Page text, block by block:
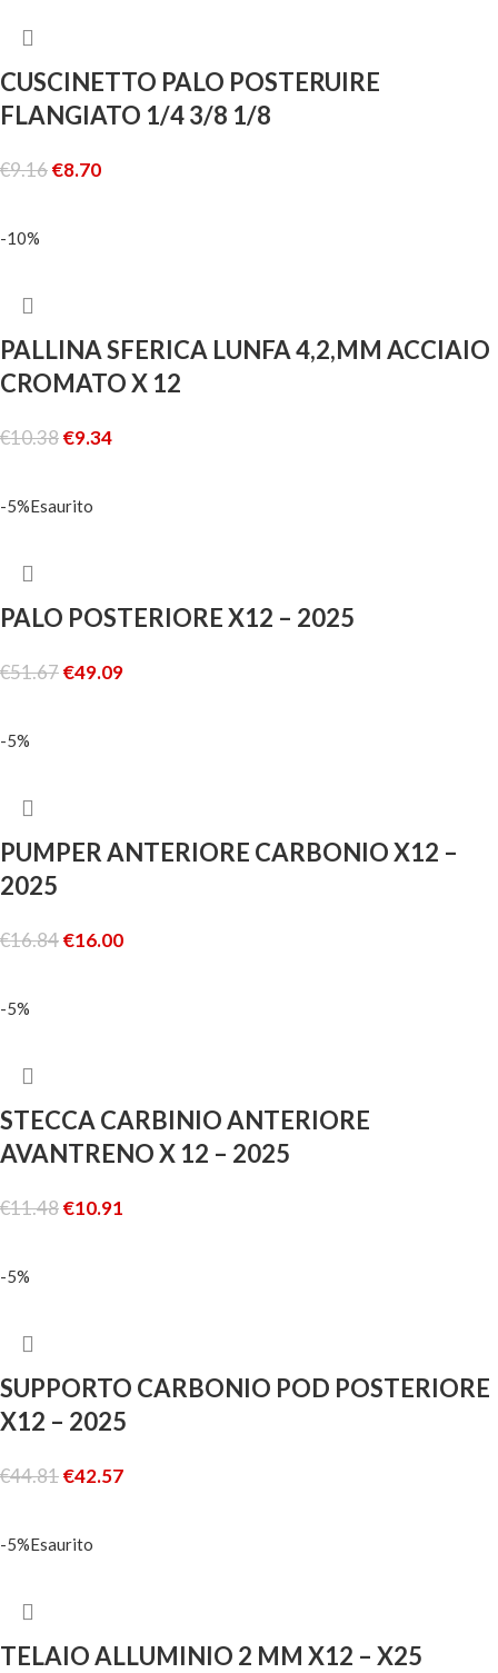
CUSCINETTO PALO POSTERUIRE
FLANGIATO 1/4 3/8 1/8
€9.16€8.70
-10%
PALLINA SFERICA LUNFA 4,2,MM ACCIAIO
CROMATO X 12
€10.38€9.34
-5%Esaurito
PALO POSTERIORE X12 – 2025
€51.67€49.09
-5%
PUMPER ANTERIORE CARBONIO X12 –
2025
€16.84€16.00
-5%
STECCA CARBINIO ANTERIORE
AVANTRENO X 12 – 2025
€11.48€10.91
-5%
SUPPORTO CARBONIO POD POSTERIORE
X12 – 2025
€44.81€42.57
-5%Esaurito
TELAIO ALLUMINIO 2 MM X12 – X25